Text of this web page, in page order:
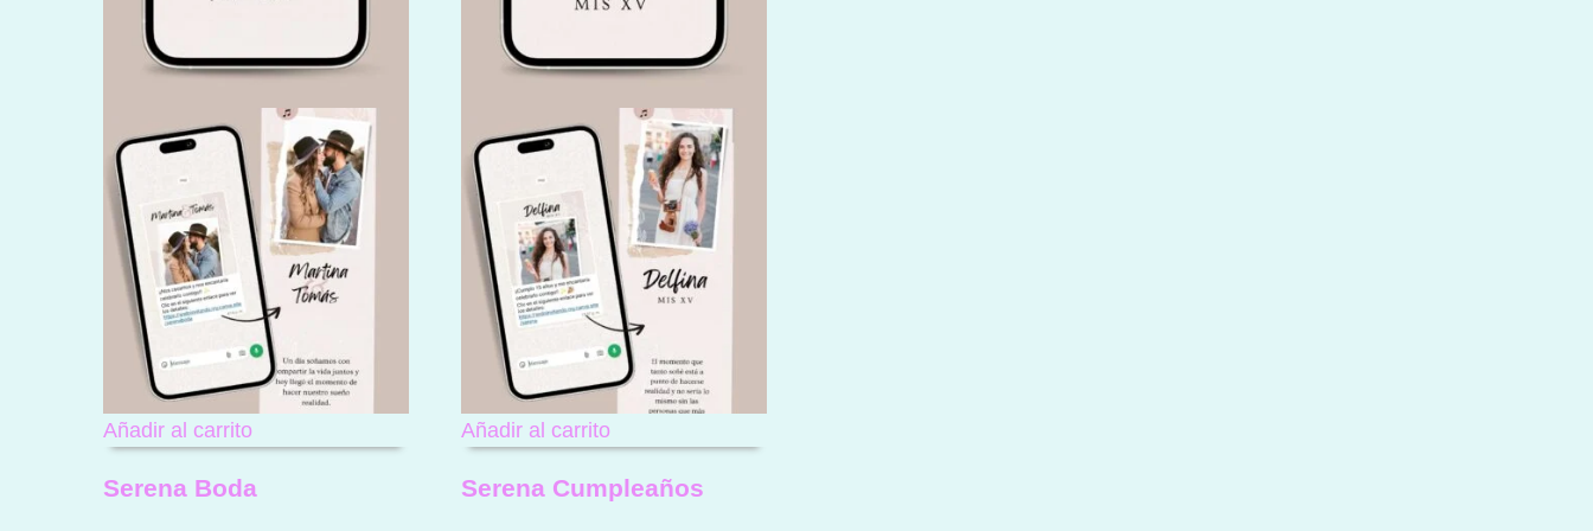
Añadir al carrito
Serena Boda
Añadir al carrito
Serena Cumpleaños